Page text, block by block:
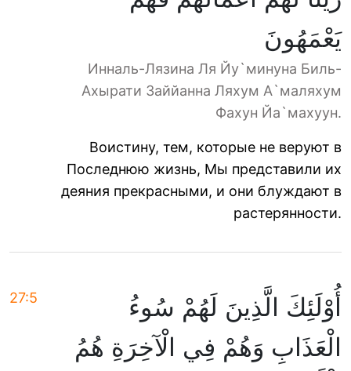
يَعْمَهُونَ
Инналь-Лязина Ля Йу`минуна Биль-
Ахырати Заййанна Ляхум А`маляхум
Фахун Йа`махуун.
Воистину, тем, которые не веруют в
Последнюю жизнь, Мы представили их
деяния прекрасными, и они блуждают в
растерянности.
27:5
أُوْلَئِكَ الَّذِينَ لَهُمْ سُوءُ
الْعَذَابِ وَهُمْ فِي الْآخِرَةِ هُمُ